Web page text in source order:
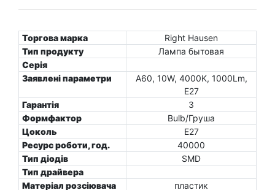
Торгова марка
Right Hausen
Тип продукту
Лампа бытовая
Серія
Заявлені параметри
A60, 10W, 4000K, 1000Lm,
E27
Гарантія
3
Формфактор
Bulb/Груша
Цоколь
E27
Ресурс роботи, год.
40000
Тип діодів
SMD
Тип драйвера
Матеріал розсіювача
пластик